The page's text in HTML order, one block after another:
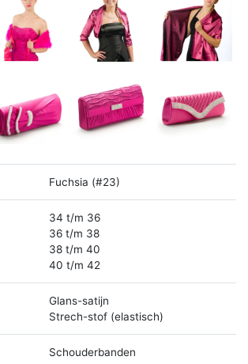
Fuchsia (#23)
34 t/m 36
36 t/m 38
38 t/m 40
40 t/m 42
Glans-satijn
Strech-stof (elastisch)
Schouderbanden